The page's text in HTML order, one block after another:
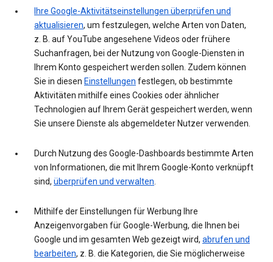
Ihre Google-Aktivitätseinstellungen überprüfen und
aktualisieren, um festzulegen, welche Arten von Daten,
z. B. auf YouTube angesehene Videos oder frühere
Suchanfragen, bei der Nutzung von Google-Diensten in
Ihrem Konto gespeichert werden sollen. Zudem können
Sie in diesen Einstellungen festlegen, ob bestimmte
Aktivitäten mithilfe eines Cookies oder ähnlicher
Technologien auf Ihrem Gerät gespeichert werden, wenn
Sie unsere Dienste als abgemeldeter Nutzer verwenden.
Durch Nutzung des Google-Dashboards bestimmte Arten
von Informationen, die mit Ihrem Google-Konto verknüpft
sind, überprüfen und verwalten.
Mithilfe der Einstellungen für Werbung Ihre
Anzeigenvorgaben für Google-Werbung, die Ihnen bei
Google und im gesamten Web gezeigt wird, abrufen und
bearbeiten, z. B. die Kategorien, die Sie möglicherweise